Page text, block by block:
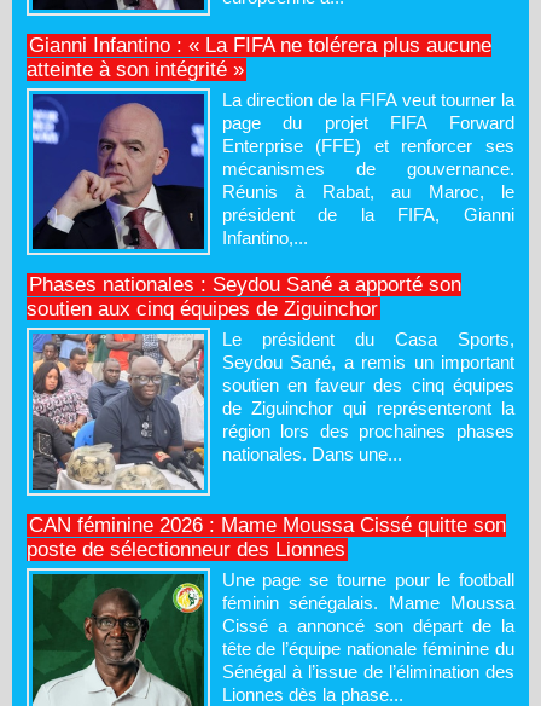
Gianni Infantino : « La FIFA ne tolérera plus aucune
atteinte à son intégrité »
La direction de la FIFA veut tourner la
page du projet FIFA Forward
Enterprise (FFE) et renforcer ses
mécanismes de gouvernance.
Réunis à Rabat, au Maroc, le
président de la FIFA, Gianni
Infantino,...
Phases nationales : Seydou Sané a apporté son
soutien aux cinq équipes de Ziguinchor
Le président du Casa Sports,
Seydou Sané, a remis un important
soutien en faveur des cinq équipes
de Ziguinchor qui représenteront la
région lors des prochaines phases
nationales. Dans une...
CAN féminine 2026 : Mame Moussa Cissé quitte son
poste de sélectionneur des Lionnes
Une page se tourne pour le football
féminin sénégalais. Mame Moussa
Cissé a annoncé son départ de la
tête de l’équipe nationale féminine du
Sénégal à l’issue de l’élimination des
Lionnes dès la phase...